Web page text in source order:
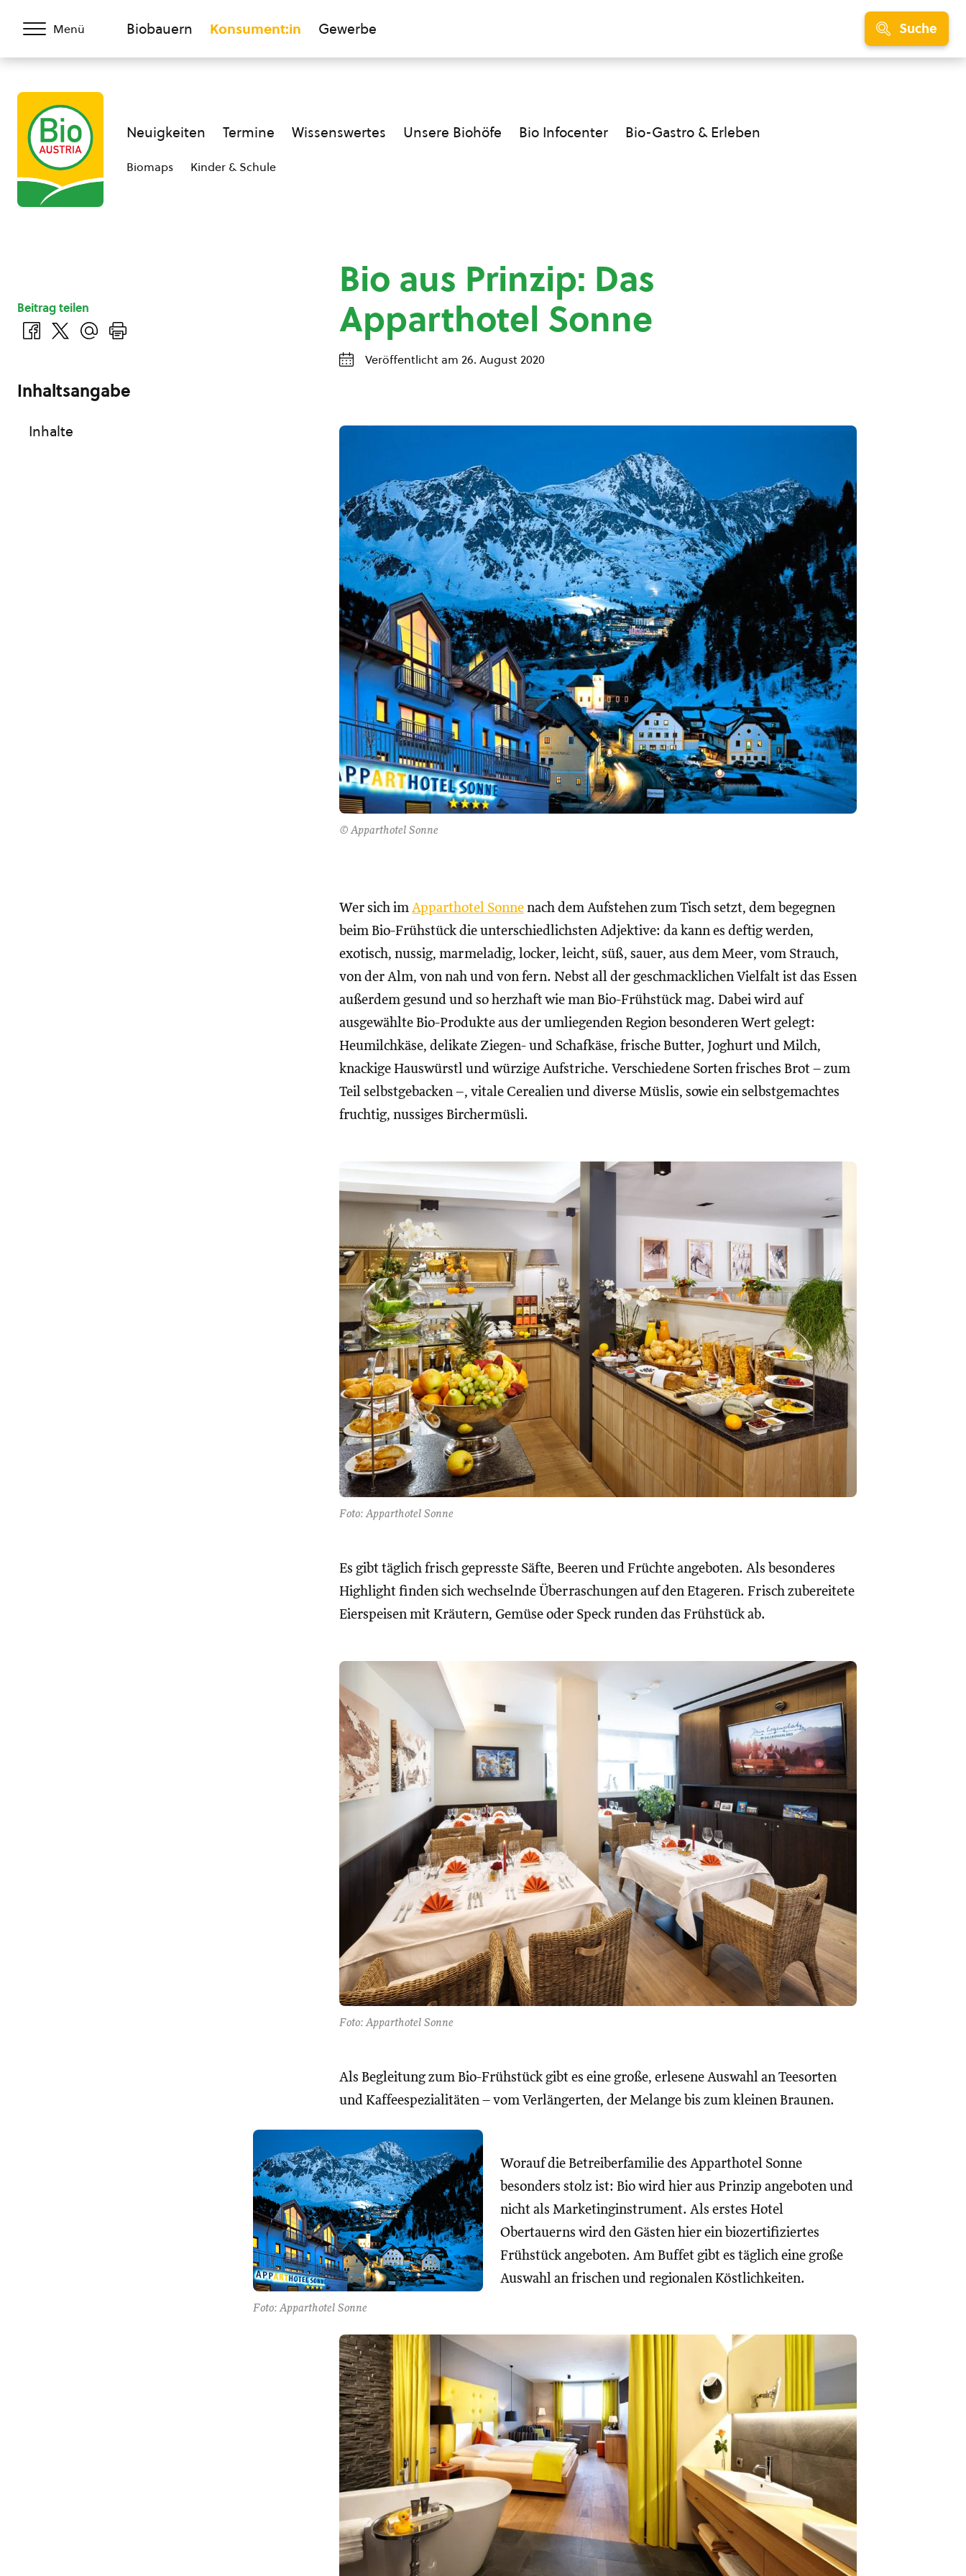
Menü Biobauern Konsument:in Gewerbe Suche
Neuigkeiten Termine Wissenswertes Unsere Biohöfe Bio Infocenter Bio-Gastro & Erleben
Biomaps Kinder & Schule
Bio aus Prinzip: Das
Apparthotel Sonne
Veröffentlicht am 26. August 2020
© Apparthotel Sonne
Wer sich im Apparthotel Sonne nach dem Aufstehen zum Tisch setzt, dem begegnen
beim Bio-Frühstück die unterschiedlichsten Adjektive: da kann es deftig werden,
exotisch, nussig, marmeladig, locker, leicht, süß, sauer, aus dem Meer, vom Strauch,
von der Alm, von nah und von fern. Nebst all der geschmacklichen Vielfalt ist das Essen
außerdem gesund und so herzhaft wie man Bio-Frühstück mag. Dabei wird auf
ausgewählte Bio-Produkte aus der umliegenden Region besonderen Wert gelegt:
Heumilchkäse, delikate Ziegen- und Schafkäse, frische Butter, Joghurt und Milch,
knackige Hauswürstl und würzige Aufstriche. Verschiedene Sorten frisches Brot – zum
Teil selbstgebacken –, vitale Cerealien und diverse Müslis, sowie ein selbstgemachtes
fruchtig, nussiges Birchermüsli.
Foto: Apparthotel Sonne
Es gibt täglich frisch gepresste Säfte, Beeren und Früchte angeboten. Als besonderes
Highlight finden sich wechselnde Überraschungen auf den Etageren. Frisch zubereitete
Eierspeisen mit Kräutern, Gemüse oder Speck runden das Frühstück ab.
Foto: Apparthotel Sonne
Als Begleitung zum Bio-Frühstück gibt es eine große, erlesene Auswahl an Teesorten
und Kaffeespezialitäten – vom Verlängerten, der Melange bis zum kleinen Braunen.
Foto: Apparthotel Sonne
Worauf die Betreiberfamilie des Apparthotel Sonne
besonders stolz ist: Bio wird hier aus Prinzip angeboten und
nicht als Marketinginstrument. Als erstes Hotel
Obertauerns wird den Gästen hier ein biozertifiziertes
Frühstück angeboten. Am Buffet gibt es täglich eine große
Auswahl an frischen und regionalen Köstlichkeiten.
Beitrag teilen
Inhaltsangabe
Inhalte